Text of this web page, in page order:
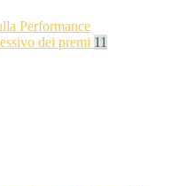
Performance
dei premi 11